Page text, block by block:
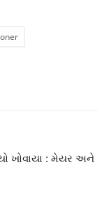
ખોવાયા : મેયર અને